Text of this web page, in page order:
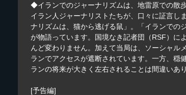
◆イランでのジャーナリズムは、地雷原での散
イラン人ジャーナリストたちが、口々に証言し
ナリズムは、猫から逃げる鼠」。「イランでの
が物語っています。国境なき記者団（RSF）に
んど変わりません。加えて当局は、ソーシャル
ランでアクセスが遮断されています。一方、穏
ランの将来が大きく左右されることは間違いあ
[予告編]